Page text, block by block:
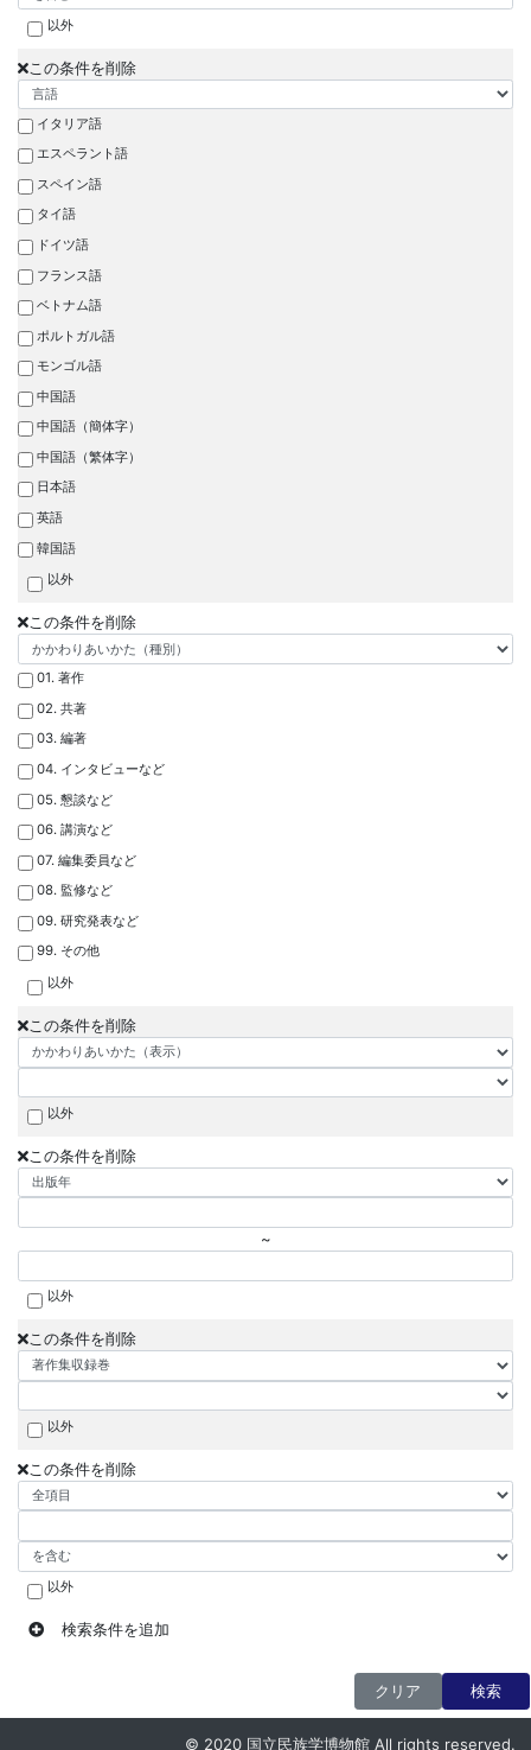
以外
この条件を削除
イタリア語
エスペラント語
スペイン語
タイ語
ドイツ語
フランス語
ベトナム語
ポルトガル語
モンゴル語
中国語
中国語（簡体字）
中国語（繁体字）
日本語
英語
韓国語
以外
この条件を削除
01. 著作
02. 共著
03. 編著
04. インタビューなど
05. 懇談など
06. 講演など
07. 編集委員など
08. 監修など
09. 研究発表など
99. その他
以外
この条件を削除
以外
この条件を削除
~
以外
この条件を削除
以外
この条件を削除
以外
検索条件を追加
クリア 検索
© 2020 国立民族学博物館 All rights reserved.